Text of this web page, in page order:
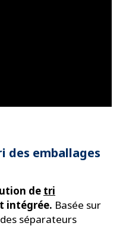
emballages
de tri
intégrée. Basée sur
séparateurs